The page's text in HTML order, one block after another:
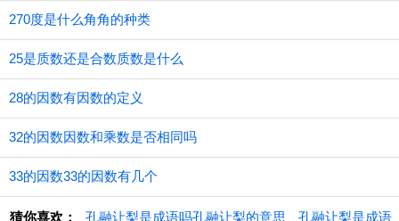
270度是什么角角的种类
25是质数还是合数质数是什么
28的因数有因数的定义
32的因数因数和乘数是否相同吗
33的因数33的因数有几个
猜你喜欢： ​孔融让梨是成语吗孔融让梨的意思 孔融让梨是成语